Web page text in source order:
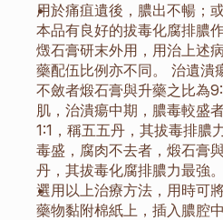
用於痛疽遺後，膿出不暢；
本品有良好的拔毒化腐排膿
燬石膏研末外用，用治上述
藥配伍比例亦不同。 治遺潰
不斂者煅石膏與升藥之比為
肌，治潰瘍中期，膿毒較盛
1:1，稱五五丹，其拔毒排膿
毒盛，腐肉不去者，煅石膏
丹，其拔毒化腐排膿力最強。
選用以上治療方法，用時可
藥物黏附棉紙上，插入膿腔中